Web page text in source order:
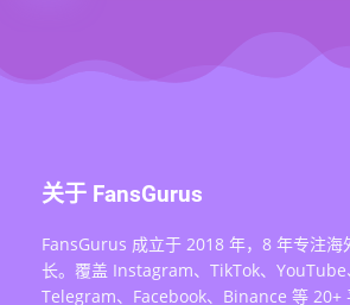
关于 FansGurus
FansGurus 成立于 2018 年，8 年专注海
长。覆盖 Instagram、TikTok、YouTube
Telegram、Facebook、Binance 等 20+